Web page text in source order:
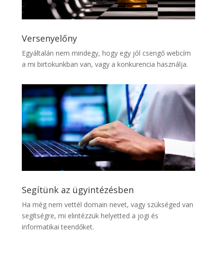
Versenyelőny
Egyáltalán nem mindegy, hogy egy jól csengő webcím
a mi birtokunkban van, vagy a konkurencia használja.
Segítünk az ügyintézésben
Ha még nem vettél domain nevet, vagy szükséged van
segítségre, mi elintézzük helyetted a jogi és
informatikai teendőket.